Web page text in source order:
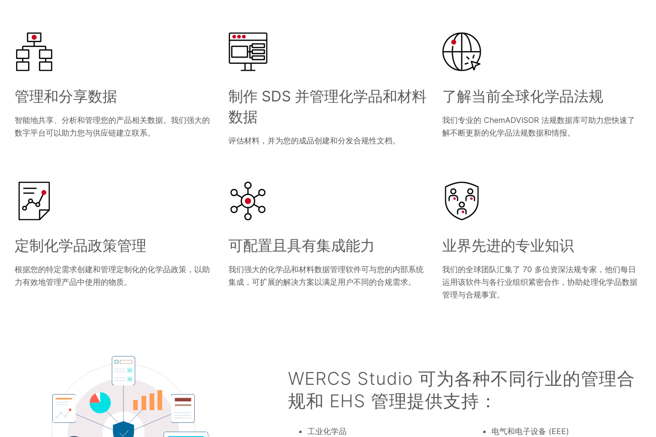
管理和分享数据
智能地共享、分析和管理您的产品相关数据。我们强大的
数字平台可以助力您与供应链建立联系。
制作 SDS 并管理化学品和材料
数据
评估材料，并为您的成品创建和分发合规性文档。
了解当前全球化学品法规
我们专业的 ChemADVISOR 法规数据库可助力您快速了
解不断更新的化学品法规数据和情报。
定制化学品政策管理
根据您的特定需求创建和管理定制化的化学品政策，以助
力有效地管理产品中使用的物质。
可配置且具有集成能力
我们强大的化学品和材料数据管理软件可与您的内部系统
集成，可扩展的解决方案以满足用户不同的合规需求。
业界先进的专业知识
我们的全球团队汇集了 70 多位资深法规专家，他们每日
运用该软件与各行业组织紧密合作，协助处理化学品数据
管理与合规事宜。
WERCS Studio 可为各种不同行业的管理合
规和 EHS 管理提供支持：
工业化学品 电气和电子设备 (EEE)